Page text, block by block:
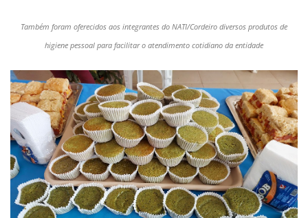
Também foram oferecidos aos integrantes do NATI/Cordeiro diversos produtos de
higiene pessoal para facilitar o atendimento cotidiano da entidade